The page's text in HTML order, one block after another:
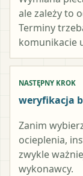
ale zależy to
Terminy
komunikacie
NASTĘPNY KROK
weryfikacja
Zanim
ocieplenia,
zwykle
wykonawcy.